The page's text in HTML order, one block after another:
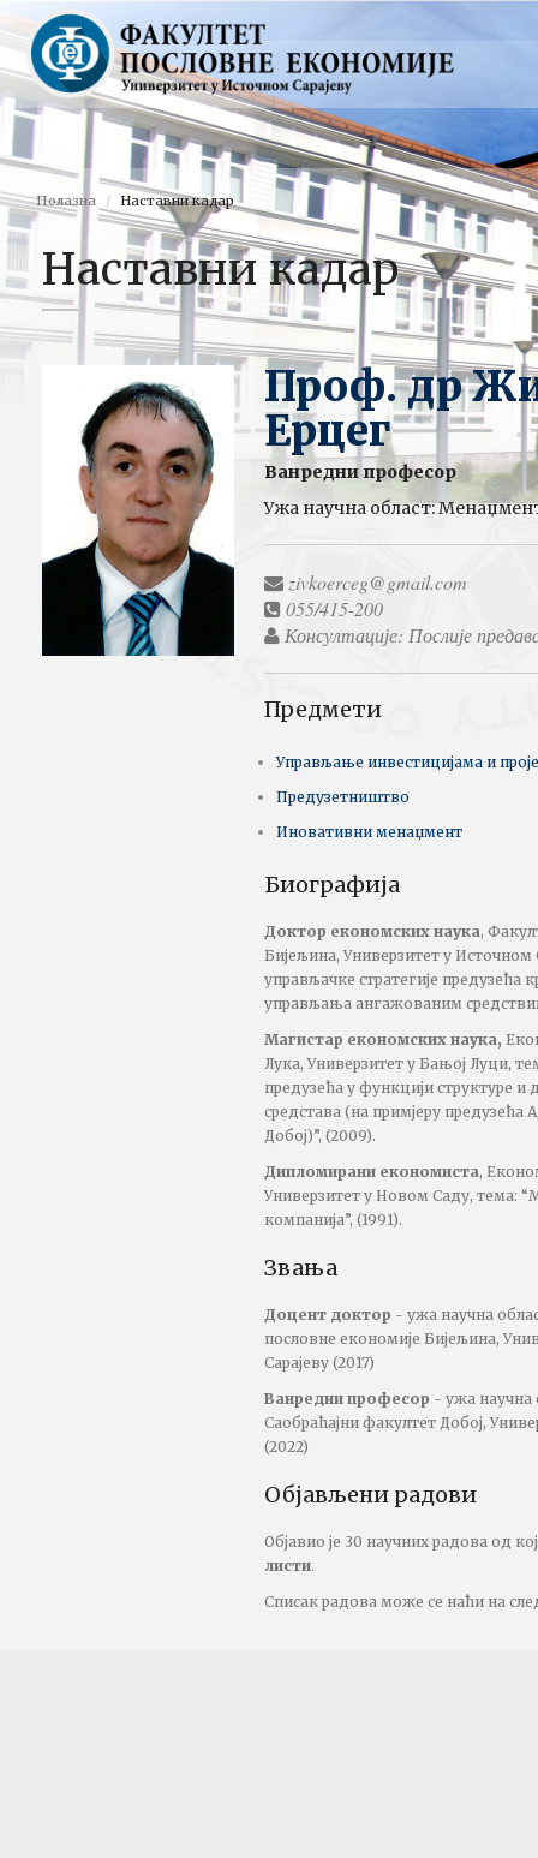
Полазна Наставни кадар
Наставни кадар
Проф. др
Ерцег
Ванредни професор
Ужа научна област:
zivkoerceg@gmail.com
055/415-200
Консултације: Послије
Предмети
Управљање инвестицијама и
Предузетништво
Иновативни менаџмент
Биографија
Доктор економских наука,
Бијељина, Универзитет у Источном
управљачке стратегије предузећа
управљања ангажованим
Магистар економских наука,
Лука, Универзитет у Бањој Луци,
предузећа у функцији структуре
средстава (на примјеру
Добој)”, (2009).
Дипломирани економиста,
Универзитет у Новом Саду, тема:
компанија”, (1991).
Звања
Доцент доктор - ужа научна
пословне економије Бијељина,
Сарајеву (2017)
Ванредни професор - ужа научна
Саобраћајни факултет Добој,
(2022)
Објављени радови
Објавио је 30 научних радова од
листи.
Списак радова може се наћи на